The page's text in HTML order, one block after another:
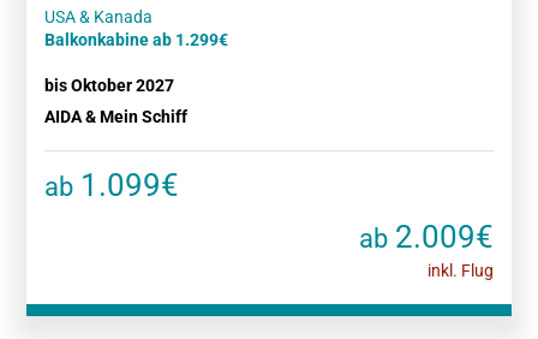
Balkonkabine ab 1.299€
bis Oktober 2027
AIDA & Mein Schiff
ab 1.099€
ab2.009€
inkl. Flug